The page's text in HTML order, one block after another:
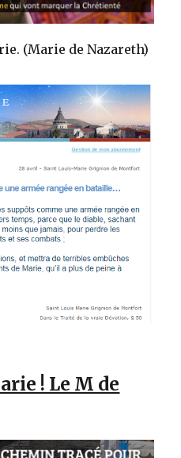
(Marie de Nazareth)
! Le M de